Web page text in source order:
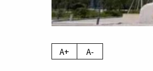
A+ A-